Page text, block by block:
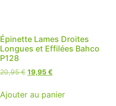
Épinette Lames Droites
Longues et Effilées Bahco
P128
20,95€ Le
initial
était :
19,95€Le
actuel
Ajouter au panier